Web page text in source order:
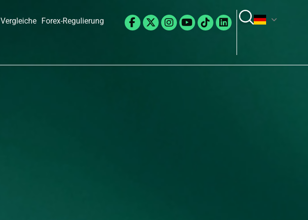
Vergleiche Forex-Regulierung
Facebook-
f
X-
twitter
Instagram
Youtube
TiktokLinkedin